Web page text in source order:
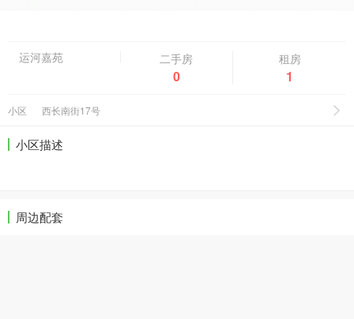
运河嘉苑 二手房
0
租房
1
小区 西长南街17号
小区描述
周边配套